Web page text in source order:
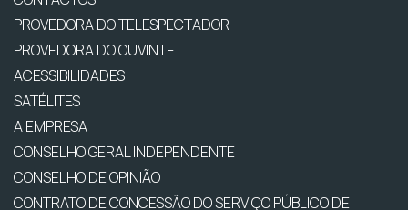
PROVEDORA DO TELESPECTADOR
PROVEDORA DO OUVINTE
ACESSIBILIDADES
SATÉLITES
A EMPRESA
CONSELHO GERAL INDEPENDENTE
CONSELHO DE OPINIÃO
CONTRATO DE CONCESSÃO DO SERVIÇO PÚBLICO DE